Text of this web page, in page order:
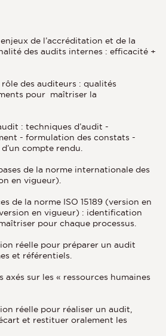
de l’accréditation et de la
des audits internes : efficacité +
des auditeurs : qualités
pour maîtriser la
: techniques d’audit -
- formulation des constats -
compte rendu.
de la norme internationale des
en vigueur).
de la norme ISO 15189 (version en
en vigueur) : identification
pour chaque processus.
réelle pour préparer un audit
et référentiels.
sur les « ressources humaines
réelle pour réaliser un audit,
et restituer oralement les